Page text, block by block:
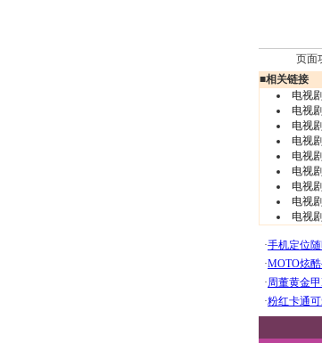
页面
■相关链接
电视
电视
电视
电视
电视
电视
电视
电视
电视